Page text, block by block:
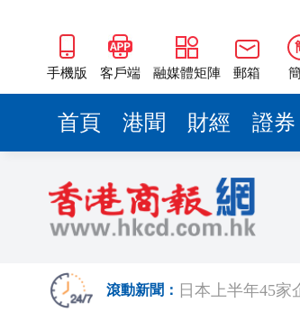
手機版 客戶端 融媒體矩陣 郵箱
首頁 港聞 財經 證券
滾動新聞：
有片丨【一周港
有片丨羅蘭 邵音
【來論】以制
【港商觀察】「
保良局蔡繼有學
日本上半年45